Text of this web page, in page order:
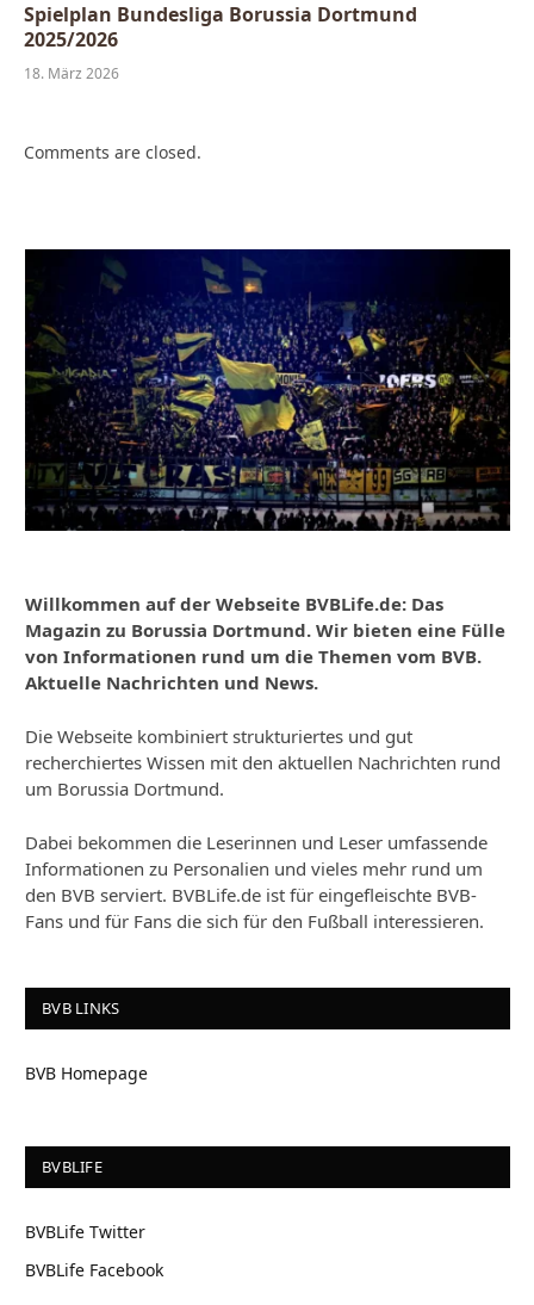
Spielplan Bundesliga Borussia Dortmund
2025/2026
18. März 2026
Comments are closed.
Willkommen auf der Webseite BVBLife.de: Das
Magazin zu Borussia Dortmund. Wir bieten eine Fülle
von Informationen rund um die Themen vom BVB.
Aktuelle Nachrichten und News.
Die Webseite kombiniert strukturiertes und gut
recherchiertes Wissen mit den aktuellen Nachrichten rund
um Borussia Dortmund.
Dabei bekommen die Leserinnen und Leser umfassende
Informationen zu Personalien und vieles mehr rund um
den BVB serviert. BVBLife.de ist für eingefleischte BVB-
Fans und für Fans die sich für den Fußball interessieren.
BVB LINKS
BVB Homepage
BVBLIFE
BVBLife Twitter
BVBLife Facebook